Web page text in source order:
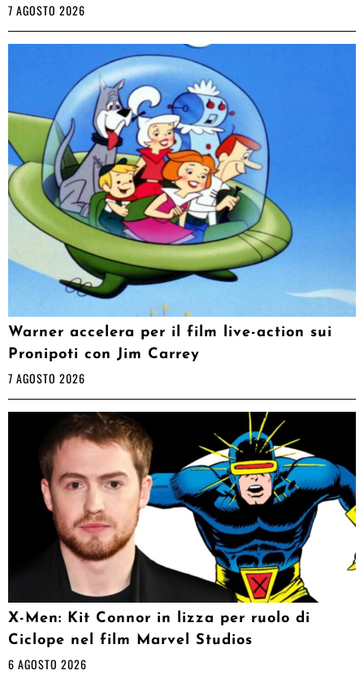
7 AGOSTO 2026
Warner accelera per il film live-action sui
Pronipoti con Jim Carrey
7 AGOSTO 2026
X-Men: Kit Connor in lizza per ruolo di
Ciclope nel film Marvel Studios
6 AGOSTO 2026